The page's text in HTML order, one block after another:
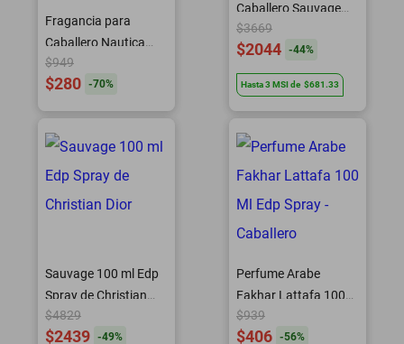
Fragancia para
Caballero Nautica
Voyage 200Ml Edt
Spray
$949
$280 -70%
Caballero Sauvage
100 Ml Edt
$3669
$2044 -44%
Hasta3 MSIde $681.33
Sauvage 100 ml Edp
Spray de Christian
Dior
$4829
$2439 -49%
Perfume Arabe
Fakhar Lattafa 100
Ml Edp Spray -
Caballero
$939
$406 -56%